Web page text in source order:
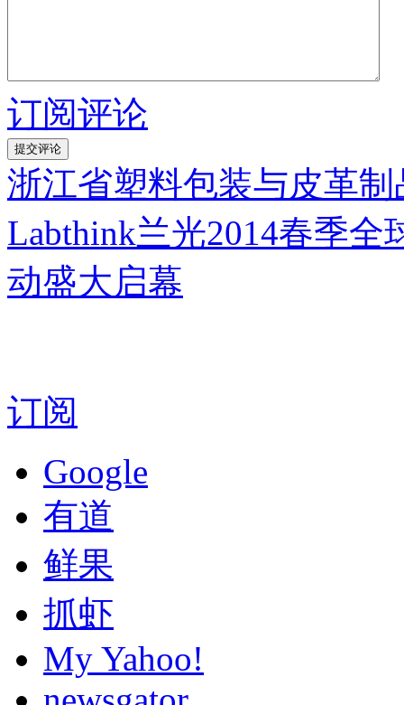
订阅评论
浙江省塑料包装与皮革
Labthink兰光2014春季
动盛大启幕
订阅
Google
有道
鲜果
抓虾
My Yahoo!